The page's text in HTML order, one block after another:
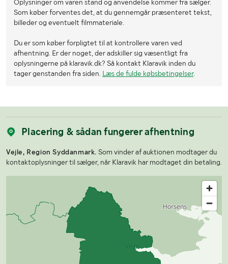
Oplysninger om varen stand og anvendelse kommer fra sælger.
Som køber forventes det, at du gennemgår præsenteret tekst,
billeder og eventuelt filmmateriale.
Du er som køber forpligtet til at kontrollere varen ved
afhentning. Er der noget, der adskiller sig væsentligt fra
oplysningerne på klaravik.dk? Så kontakt Klaravik inden du
tager genstanden fra siden. Læs de fulde købsbetingelser.
Placering & sådan fungerer afhentning
Vejle, Region Syddanmark. Som vinder af auktionen modtager du
kontaktoplysninger til sælger, når Klaravik har modtaget din betaling.